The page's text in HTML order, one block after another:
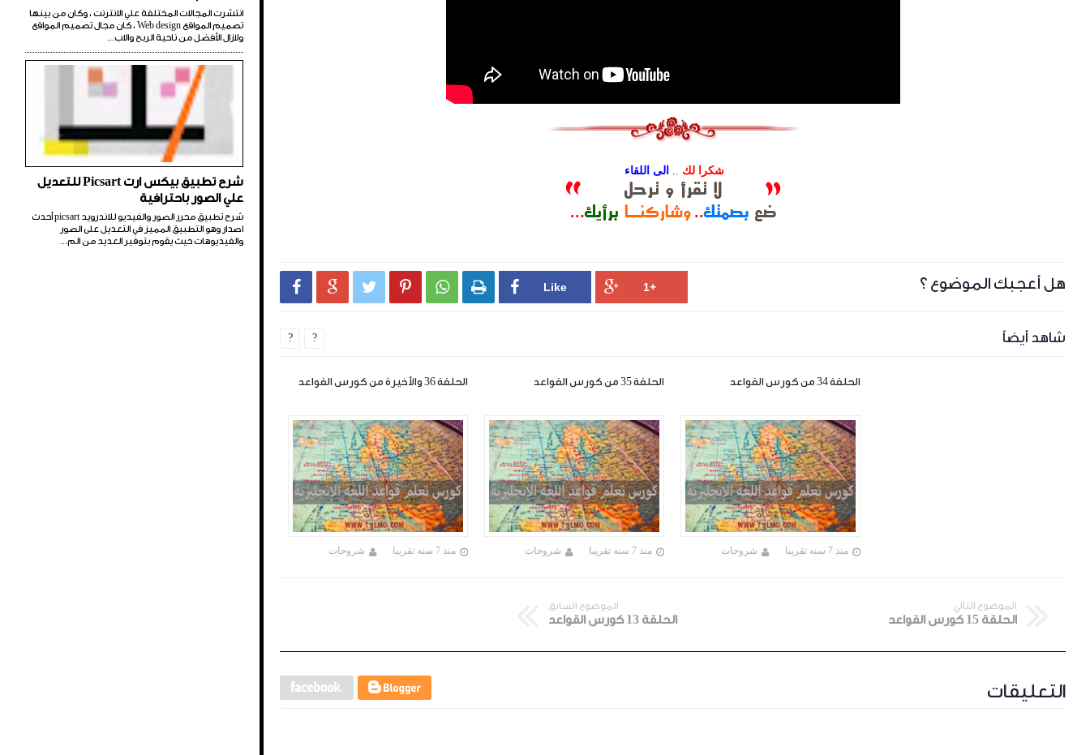
شكرا لك .. الى اللقاء
هل أعجبك الموضوع ؟      
شاهد أيضاً
الحلقة 36 والأخيرة من كورس القواعد
منذ 7 سنه تقريبا شروحات
الحلقة 35 من كورس القواعد
منذ 7 سنه تقريبا شروحات
الحلقة 34 من كورس القواعد
منذ 7 سنه تقريبا شروحات
? ?
الموضوع التالي
الحلقة 15 كورس القواعد
الموضوع السابق
الحلقة 13 كورس القواعد
التعليقات
انتشرت المجالات المختلفة علي الانترنت ، وكان من بينها
تصميم المواقع Web design ، كان مجال تصميم المواقع
ولازال الأفضل من ناحية الربح والاب...
شرح تطبيق بيكس ارت Picsart للتعديل
علي الصور باحترافية
شرح تطبيق محرر الصور والفيديو للاندرويد picsart أحدث
اصدار وهو التطبيق المميز في التعديل على الصور
والفيديوهات حيث يقوم بتوفير العديد من الم...